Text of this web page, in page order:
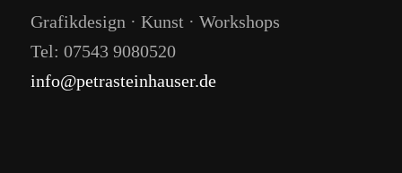
Grafikdesign · Kunst · Workshops
Tel: 07543 9080520
info@petrasteinhauser.de